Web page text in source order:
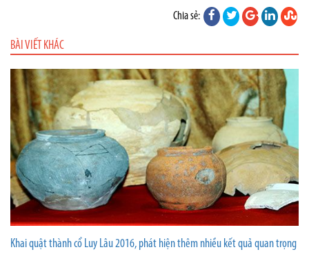
Chia sẻ:
BÀI VIẾT KHÁC
Khai quật thành cổ Luy Lâu 2016, phát hiện thêm nhiều kết quả quan trọng